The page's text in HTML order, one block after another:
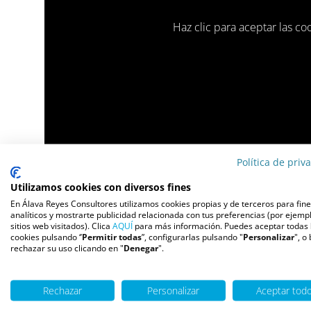
Haz clic para aceptar las
Tu tiempo no te pertenecerá si no tienes
dedica tiempo para tu autocuidado.
María Jesús Álava Reyes reflexiona sobre este
«Nos quejamos de que nos falta tiempo. En
para ti es importante, no dejes que los
Política de
Utilizamos cookies con diversos fines
En Álava Reyes Consultores utilizamos cookies propias y de terceros para
analíticos y mostrarte publicidad relacionada con tus preferencias (por
sitios web visitados). Clica AQUÍpara más información. Puedes aceptar todas
cookies pulsando ‘’Permitir todas”, configurarlas pulsando "Personalizar", o
rechazar su uso clicando en "Denegar".
Rechazar Personalizar Aceptar